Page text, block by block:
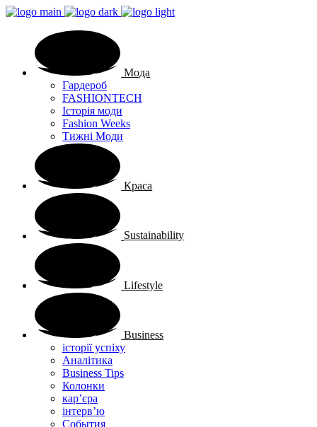
Мода
Гардероб
FASHIONTECH
Історія моди
Fashion Weeks
Тижні Моди
Краса
Sustainability
Lifestyle
Business
історії успіху
Аналітика
Business Tips
Колонки
кар’єра
інтерв’ю
Cобытия